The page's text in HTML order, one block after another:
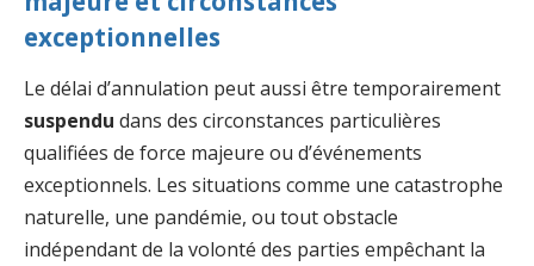
exceptionnelles
Le délai d’annulation peut aussi être temporairement
suspendu dans des circonstances particulières
qualifiées de force majeure ou d’événements
exceptionnels. Les situations comme une catastrophe
naturelle, une pandémie, ou tout obstacle
indépendant de la volonté des parties empêchant la